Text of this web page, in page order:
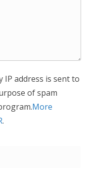
IP address is sent to
of spam
More
.